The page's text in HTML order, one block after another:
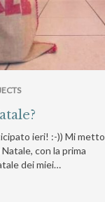
ieri! :-)) Mi metto
con la prima
dei miei…